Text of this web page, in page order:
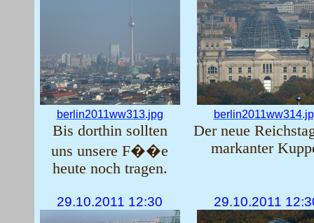
berlin2011ww313.jpg
Bis dorthin sollten
uns unsere F��e
heute noch tragen.
Der neue
markanter
29.10.2011 12:30 29.10.2011